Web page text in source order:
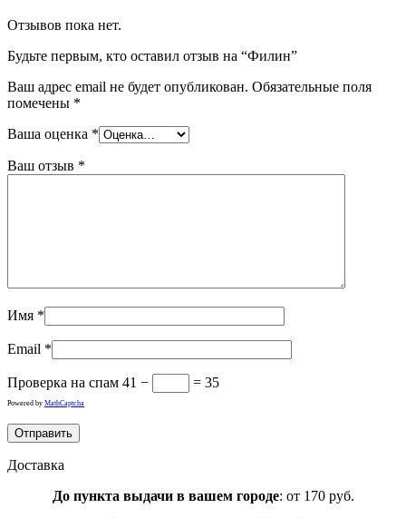
Отзывов пока нет.
Будьте первым, кто оставил отзыв на “Филин”
Ваш адрес email не будет опубликован. Обязательные поля
помечены *
Ваша оценка *
Ваш отзыв *
Имя *
Email *
Проверка на спам 41 − = 35
Powered by MathCaptcha
Доставка
До пункта выдачи в вашем городе: от 170 руб.